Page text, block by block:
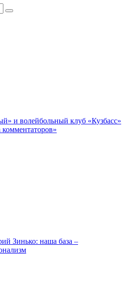
и волейбольный клуб «Кузбасс»
Зинько: наша база –